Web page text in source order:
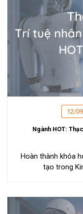
12/
Ngành HOT:
Hoàn thành khóa
tạo trong